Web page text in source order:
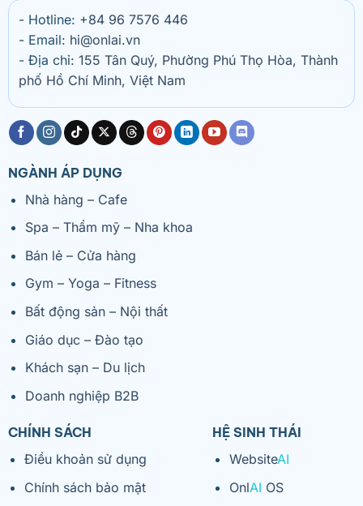
- Hotline: +84 96 7576 446
- Email: hi@onlai.vn
- Địa chỉ: 155 Tân Quý, Phường Phú Thọ Hòa, Thành
phố Hồ Chí Minh, Việt Nam
NGÀNH ÁP DỤNG
Nhà hàng – Cafe
Spa – Thẩm mỹ – Nha khoa
Bán lẻ – Cửa hàng
Gym – Yoga – Fitness
Bất động sản – Nội thất
Giáo dục – Đào tạo
Khách sạn – Du lịch
Doanh nghiệp B2B
CHÍNH SÁCH
Điều khoản sử dụng
Chính sách bảo mật
HỆ SINH THÁI
WebsiteAI
OnlAI OS